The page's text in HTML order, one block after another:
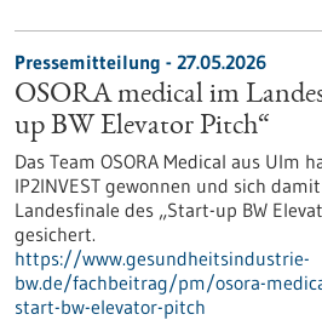
Pressemitteilung - 27.05.2026
OSORA medical im
up BW Elevator Pitch“
Das Team OSORA Medical aus Ulm
IP2INVEST gewonnen und sich
Landesfinale des „Start-up BW
gesichert.
https://www.gesundheitsindustrie-
bw.de/fachbeitrag/pm/osora-
start-bw-elevator-pitch